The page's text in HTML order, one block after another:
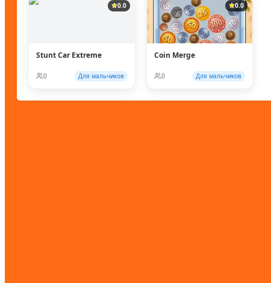
0.0
Stunt Car Extreme
0 Для мальчиков
0.0
Coin Merge
0 Для мальчиков